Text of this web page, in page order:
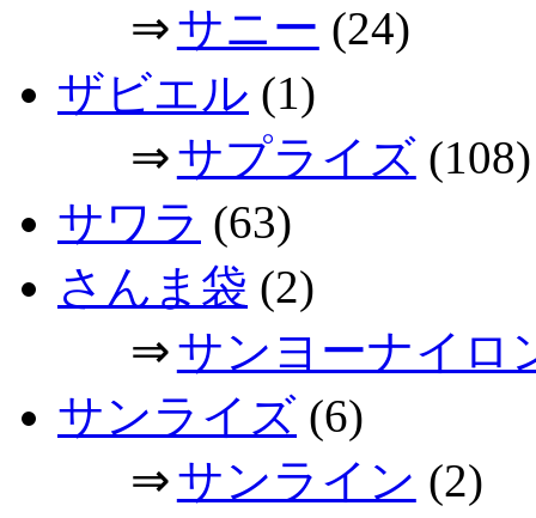
⇒サニー (24)
ザビエル (1)
⇒サプライズ(108)
サワラ (63)
さんま袋 (2)
⇒サンヨーナイロ
サンライズ (6)
⇒サンライン (2)